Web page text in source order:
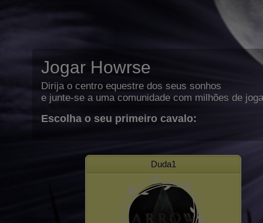
Jogar Howrse
Dirija o centro equestre dos seus sonhos
e junte-se a uma comunidade com milhões de
Escolha o seu primeiro cavalo:
Duda1